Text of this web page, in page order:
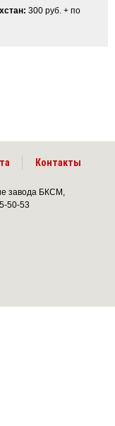
300 руб. + по
Контакты
завода БКСМ,
50-53